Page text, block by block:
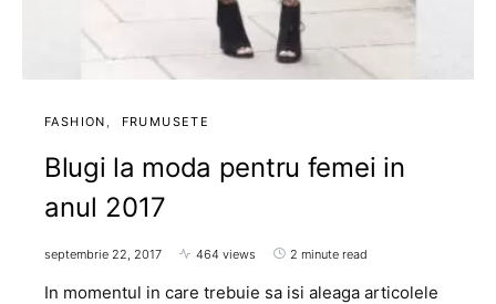
FASHION FRUMUSETE
Blugi la moda pentru femei in
anul 2017
septembrie 22, 2017 464 views 2 minute read
In momentul in care trebuie sa isi aleaga articolele